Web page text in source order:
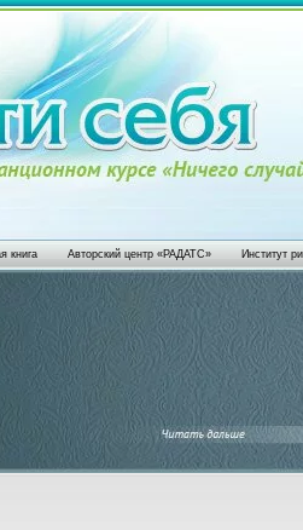
книга Авторский центр «РАДАТС» Институт